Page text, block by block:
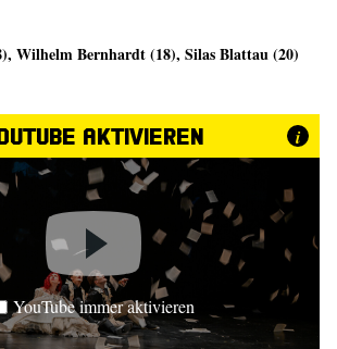
Wilhelm Bernhardt (18), Silas Blattau (20)
aktivieren i
YouTube immer aktivieren